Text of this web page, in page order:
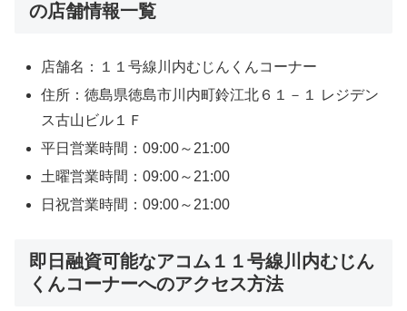
の店舗情報一覧
店舗名：１１号線川内むじんくんコーナー
住所：徳島県徳島市川内町鈴江北６１－１ レジデン
ス古山ビル１Ｆ
平日営業時間：09:00～21:00
土曜営業時間：09:00～21:00
日祝営業時間：09:00～21:00
即日融資可能なアコム１１号線川内むじん
くんコーナーへのアクセス方法